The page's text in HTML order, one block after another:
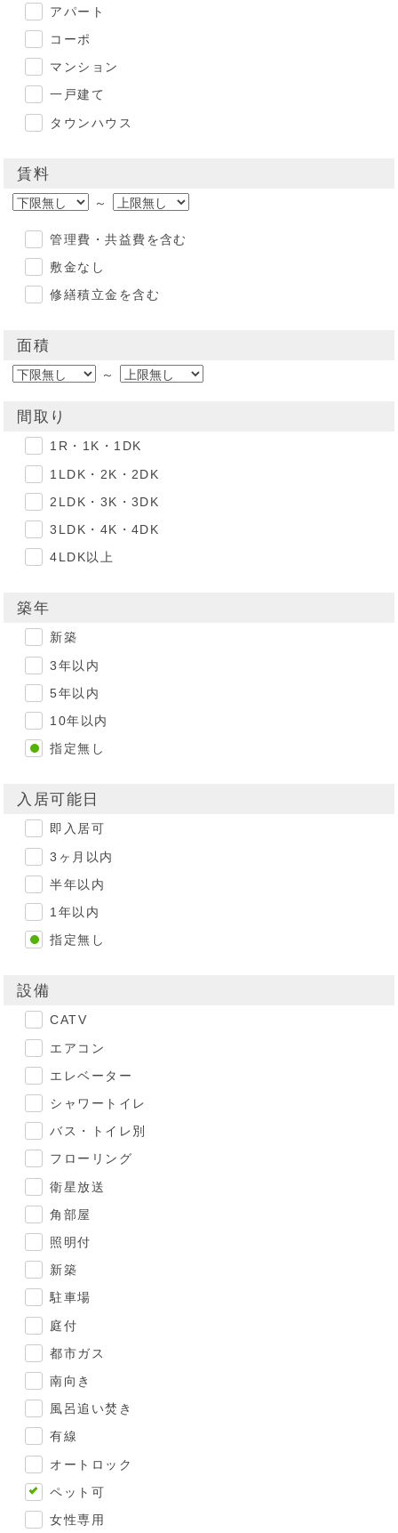
アパート
コーポ
マンション
一戸建て
タウンハウス
賃料
～
管理費・共益費を含む
敷金なし
修繕積立金を含む
面積
～
間取り
1R・1K・1DK
1LDK・2K・2DK
2LDK・3K・3DK
3LDK・4K・4DK
4LDK以上
築年
新築
3年以内
5年以内
10年以内
指定無し
入居可能日
即入居可
3ヶ月以内
半年以内
1年以内
指定無し
設備
CATV
エアコン
エレベーター
シャワートイレ
バス・トイレ別
フローリング
衛星放送
角部屋
照明付
新築
駐車場
庭付
都市ガス
南向き
風呂追い焚き
有線
オートロック
ペット可
女性専用